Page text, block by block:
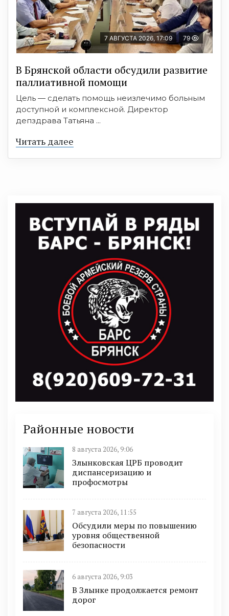
7 АВГУСТА 2026, 17:09 79
В Брянской области обсудили развитие
паллиативной помощи
Цель — сделать помощь неизлечимо больным
доступной и комплексной. Директор
депздрава Татьяна ...
Читать далее
Районные новости
8 августа 2026, 9:06
Злынковская ЦРБ проводит
диспансеризацию и
профосмотры
7 августа 2026, 11:55
Обсудили меры по повышению
уровня общественной
безопасности
6 августа 2026, 9:03
В Злынке продолжается ремонт
дорог